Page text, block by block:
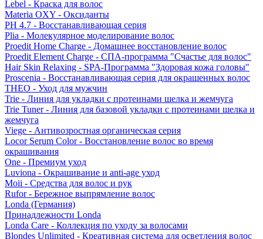
Lebel - Краска для волос
Materia OXY - Оксиданты
PH 4.7 - Восстанавливающая серия
Plia - Молекулярное моделирование волос
Proedit Home Charge - Домашнее восстановление волос
Proedit Element Charge - СПА-программа "Счастье для волос"
Hair Skin Relaxing - SPA-Программа "Здоровая кожа головы"
Proscenia - Восстанавливающая серия для окрашенных волос
THEO - Уход для мужчин
Trie - Линия для укладки с протеинами шелка и жемчуга
Trie Tuner - Линия для базовой укладки с протеинами шелка и
жемчуга
Viege - Антивозростная органическая серия
Locor Serum Color - Восстановление волос во время
окрашивания
One - Премиум уход
Luviona - Окрашивание и anti-age уход
Moii - Средства для волос и рук
Rufor - Бережное выпрямление волос
Londa (Германия)
Принадлежности Londa
Londa Care - Коллекция по уходу за волосами
Blondes Unlimited - Креативная система для осветления волос